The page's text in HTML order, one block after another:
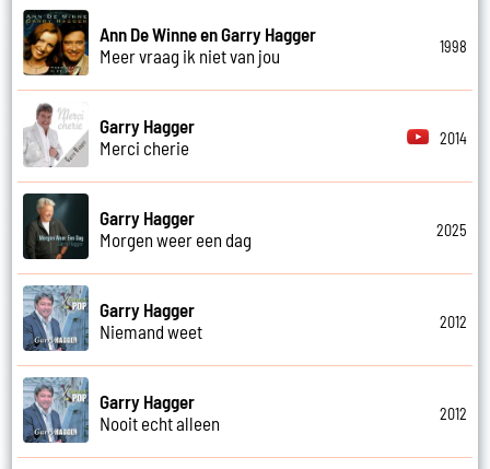
Ann De Winne en Garry Hagger
Meer vraag ik niet van jou
1998
Garry Hagger
Merci cherie
2014
Garry Hagger
Morgen weer een dag
2025
Garry Hagger
Niemand weet
2012
Garry Hagger
Nooit echt alleen
2012